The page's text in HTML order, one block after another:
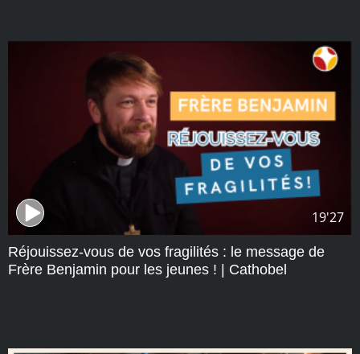
19'27
Réjouissez-vous de vos fragilités : le message de
Frère Benjamin pour les jeunes ! | Cathobel